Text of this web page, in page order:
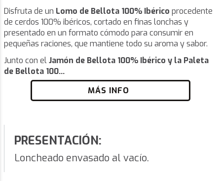
Disfruta de un Lomo de Bellota 100% Ibérico procedente
de cerdos 100% ibéricos, cortado en finas lonchas y
presentado en un formato cómodo para consumir en
pequeñas raciones, que mantiene todo su aroma y sabor.
Junto con elJamón de Bellota 100% Ibérico y la Paleta
de Bellota 100...
MÁS INFO
PRESENTACIÓN:
Loncheado envasado al vacío.